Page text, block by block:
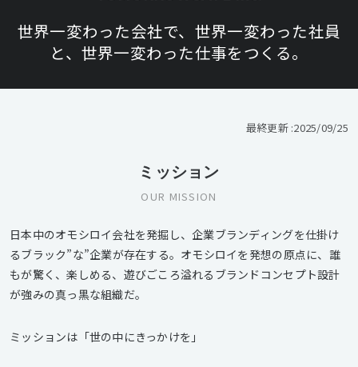
世界一変わった会社で、世界一変わった社員
と、世界一変わった仕事をつくる。
最終更新 :2025/09/25
ミッション
OUR MISSION
日本中のオモシロイ会社を発掘し、企業ブランディングを仕掛け
るブラック”な”企業が存在する。オモシロイを発想の原点に、誰
もが驚く、楽しめる、遊びごころ溢れるブランドコンセプト設計
が強みの真っ黒な組織だ。
ミッションは「世の中にきっかけを」